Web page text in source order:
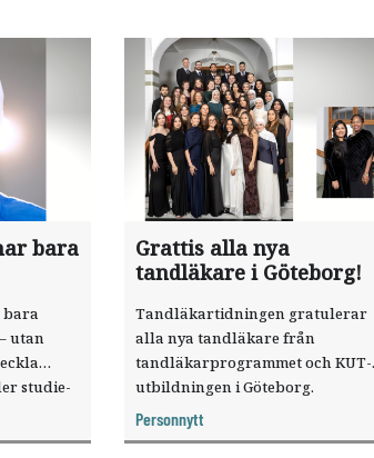
bara
bara
utan
studie­
Grattis alla nya
tandläkare i Göteborg!
Tandläkartidningen gratulerar
alla nya tandläkare från
tandläkarprogrammet och KUT-
utbildningen i Göteborg.
Personnytt